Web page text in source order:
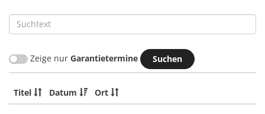
Suchtext
Zeige nur Garantietermine
Titel Datum Ort